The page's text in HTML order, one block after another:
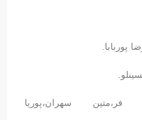
پوربابا.
سهران،پوریا